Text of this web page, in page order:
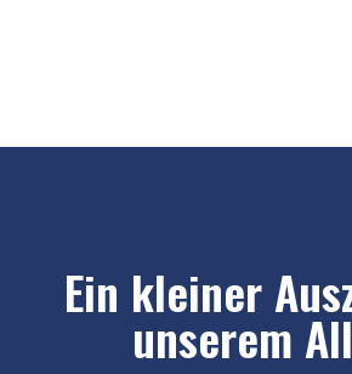
Ein kleiner
unserem